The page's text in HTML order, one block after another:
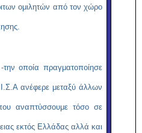
ομιλητών από τον χώρο
-την οποία πραγματοποίησε
ανέφερε μεταξύ άλλων
αναπτύσσουμε τόσο σε
εκτός Ελλάδας αλλά και